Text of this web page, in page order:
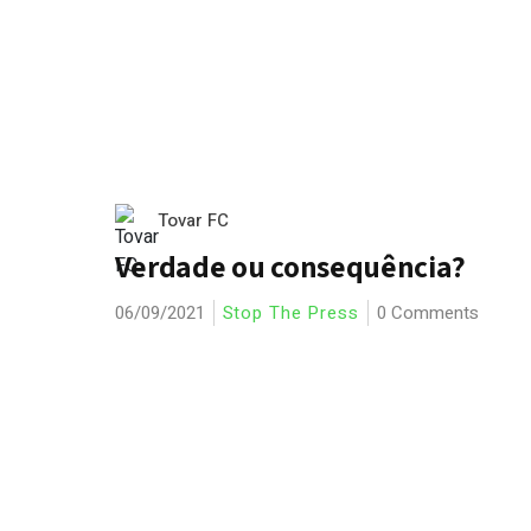
Tovar FC
Verdade ou consequência?
06/09/2021 Stop The Press 0 Comments